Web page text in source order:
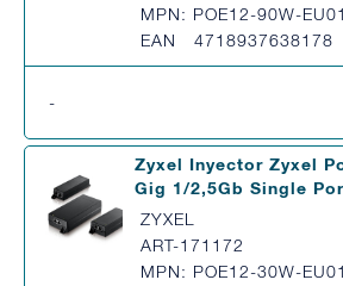
MPN: POE12-90W-
EAN 4718937638178
-
Zyxel Inyector Zyxel
Gig 1/2,5Gb Single
ZYXEL
ART-171172
MPN: POE12-30W-